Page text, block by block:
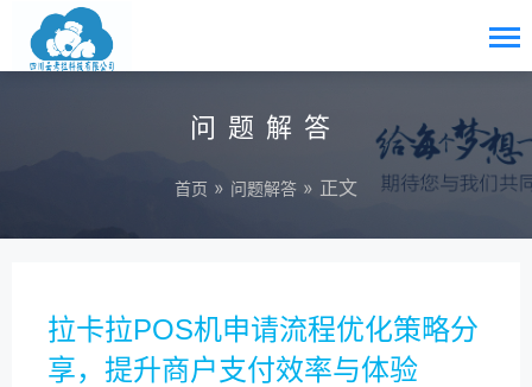
问题解答
首页 » 问题解答 » 正文
拉卡拉POS机申请流程优化策略分
享，提升商户支付效率与体验